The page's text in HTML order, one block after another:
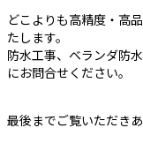
どこよりも高精度・高
たします。
防水工事、ベランダ防
にお問合せください。
最後までご覧いただき